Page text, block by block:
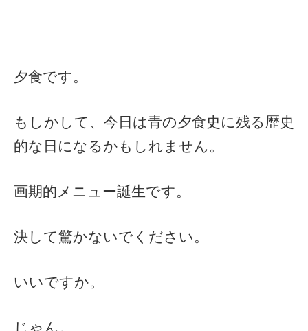
夕食です。
もしかして、今日は青の夕食史に残る歴史
的な日になるかもしれません。
画期的メニュー誕生です。
決して驚かないでください。
いいですか。
じゃん。